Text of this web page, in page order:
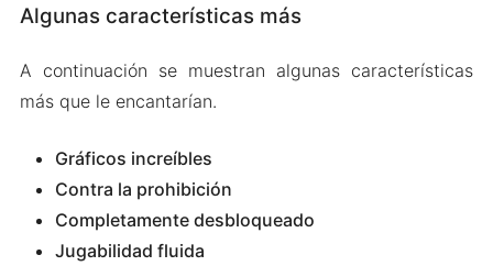
Algunas características más
A continuación se muestran algunas características
más que le encantarían.
Gráficos increíbles
Contra la prohibición
Completamente desbloqueado
Jugabilidad fluida